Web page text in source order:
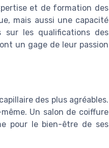
et de formation des
mais aussi une capacité
sur les qualifications des
un gage de leur passion
des plus agréables.
Un salon de coiffure
pour le bien-être de ses